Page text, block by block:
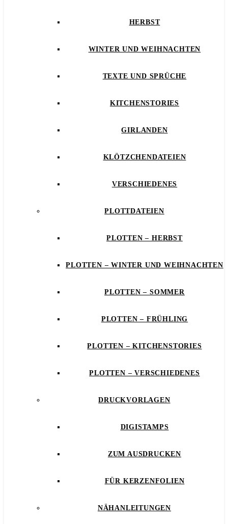
HERBST
WINTER UND WEIHNACHTEN
TEXTE UND SPRÜCHE
KITCHENSTORIES
GIRLANDEN
KLÖTZCHENDATEIEN
VERSCHIEDENES
PLOTTDATEIEN
PLOTTEN – HERBST
PLOTTEN – WINTER UND WEIHNACHTEN
PLOTTEN – SOMMER
PLOTTEN – FRÜHLING
PLOTTEN – KITCHENSTORIES
PLOTTEN – VERSCHIEDENES
DRUCKVORLAGEN
DIGISTAMPS
ZUM AUSDRUCKEN
FÜR KERZENFOLIEN
NÄHANLEITUNGEN